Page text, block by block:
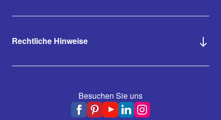
Rechtliche Hinweise
Besuchen Sie uns